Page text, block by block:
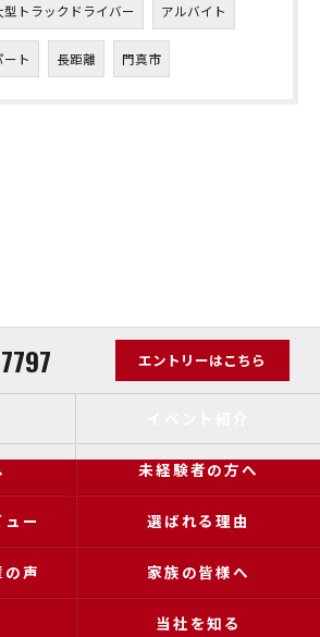
型トラックドライバー アルバイト
ート 長距離 門真市
エントリーはこちら
未経験者の方へ
ー 選ばれる理由
声 家族の皆様へ
当社を知る